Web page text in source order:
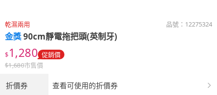
乾濕兩用 品號： 12275324
金獎90cm靜電拖把頭(英制牙)
$1,280 促銷價
$1,680市售價
折價券 查看可使用的折價券